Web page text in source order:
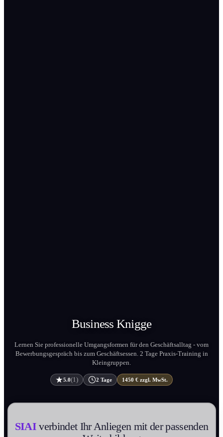
Business Knigge
Lernen Sie professionelle Umgangsformen für den Geschäftsalltag - vom
Bewerbungs­gespräch bis zum Geschäftsessen. 2 Tage Praxis-Training in
Kleingruppen.
5.0(1) 2 Tage 1450 € zzgl. MwSt.
SIAIverbindet Ihr Anliegen mit der passenden